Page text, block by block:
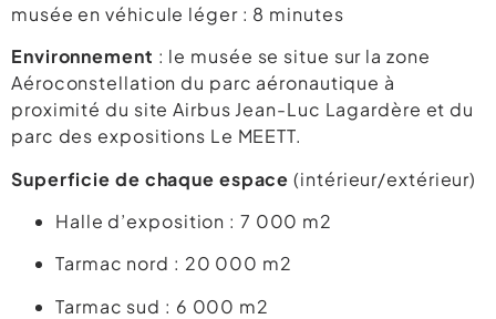
musée en véhicule léger : 8 minutes
Environnement : le musée se situe sur la zone
Aéroconstellation du parc aéronautique à
proximité du site Airbus Jean-Luc Lagardère et du
parc des expositions Le MEETT.
Superficie de chaque espace (intérieur/extérieur)
Halle d’exposition : 7 000 m2
Tarmac nord : 20 000 m2
Tarmac sud : 6 000 m2